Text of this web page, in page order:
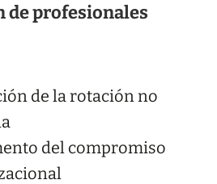
de profesionales
de la rotación no
del compromiso